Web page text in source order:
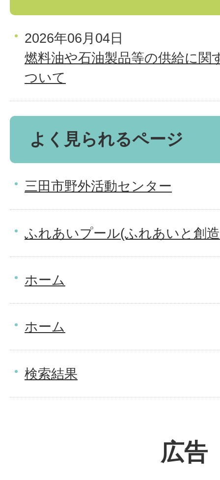
2026年06月04日
燃料油や石油製品等の供給に関
ついて
よく見られるページ
三田市野外活動センター
ふれあいプール(ふれあいと創
ホーム
ホーム
検索結果
広告